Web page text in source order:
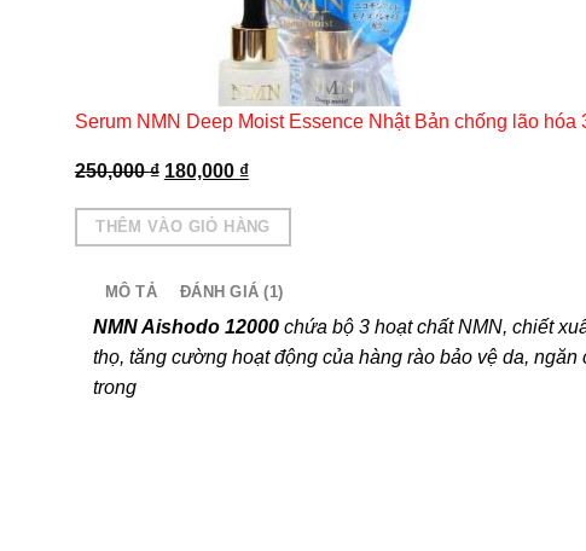
Serum NMN Deep Moist Essence Nhật Bản chống lão hóa
250,000₫ Giá
là:
250,000 ₫.
180,000 ₫Giá
tại
là:
180,000 ₫.
THÊM VÀO GIỎ HÀNG
MÔ TẢ ĐÁNH GIÁ (1)
NMN Aishodo 12000 chứa bộ 3 hoạt chất NMN, chiết
thọ, tăng cường hoạt động của hàng rào bảo vệ da,
trong